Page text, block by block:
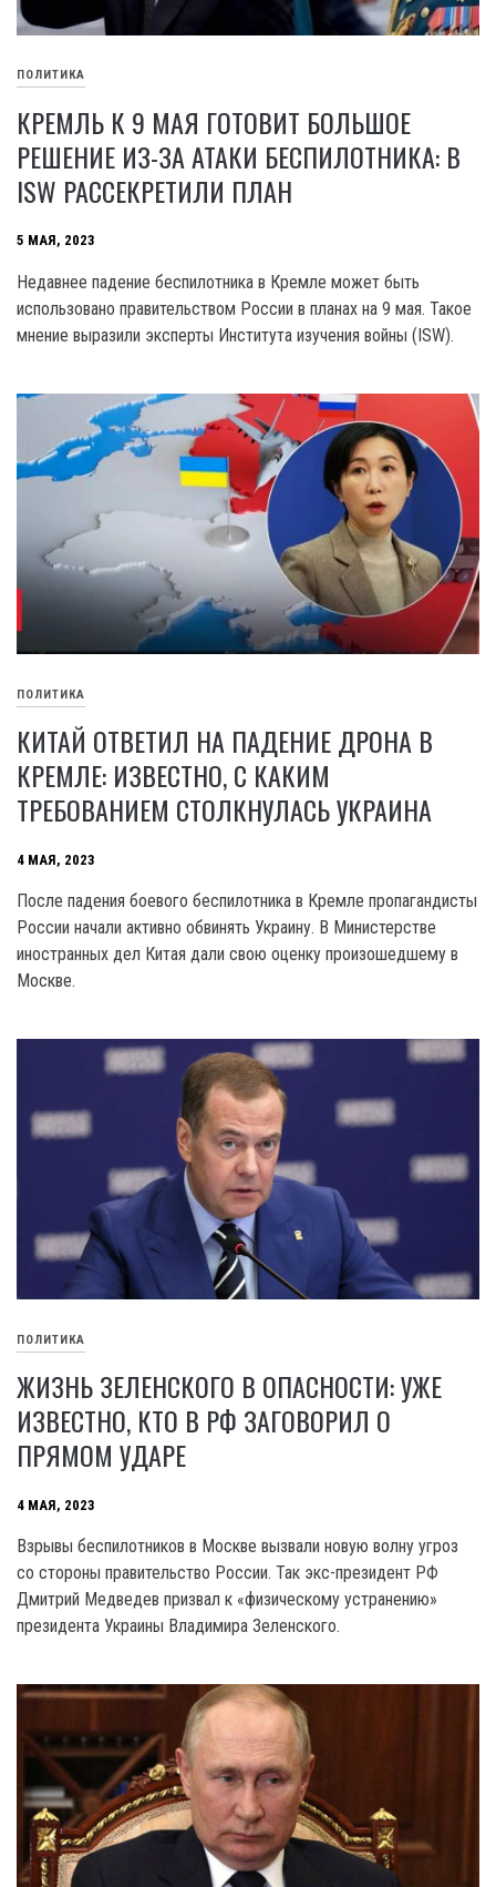
ПОЛИТИКА
КРЕМЛЬ К 9 МАЯ ГОТОВИТ БОЛЬШОЕ
РЕШЕНИЕ ИЗ-ЗА АТАКИ БЕСПИЛОТНИКА: В
ISW РАССЕКРЕТИЛИ ПЛАН
5 МАЯ, 2023
Недавнее падение беспилотника в Кремле может быть
использовано правительством России в планах на 9 мая. Такое
мнение выразили эксперты Института изучения войны (ISW).
ПОЛИТИКА
КИТАЙ ОТВЕТИЛ НА ПАДЕНИЕ ДРОНА В
КРЕМЛЕ: ИЗВЕСТНО, С КАКИМ
ТРЕБОВАНИЕМ СТОЛКНУЛАСЬ УКРАИНА
4 МАЯ, 2023
После падения боевого беспилотника в Кремле пропагандисты
России начали активно обвинять Украину. В Министерстве
иностранных дел Китая дали свою оценку произошедшему в
Москве.
ПОЛИТИКА
ЖИЗНЬ ЗЕЛЕНСКОГО В ОПАСНОСТИ: УЖЕ
ИЗВЕСТНО, КТО В РФ ЗАГОВОРИЛ О
ПРЯМОМ УДАРЕ
4 МАЯ, 2023
Взрывы беспилотников в Москве вызвали новую волну угроз
со стороны правительство России. Так экс-президент РФ
Дмитрий Медведев призвал к «физическому устранению»
президента Украины Владимира Зеленского.